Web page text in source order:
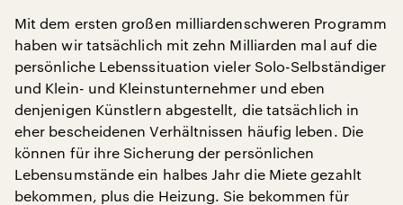
Mit dem ersten großen milliardenschweren Programm
haben wir tatsächlich mit zehn Milliarden mal auf die
persönliche Lebenssituation vieler Solo-Selbständiger
und Klein- und Kleinstunternehmer und eben
denjenigen Künstlern abgestellt, die tatsächlich in
eher bescheidenen Verhältnissen häufig leben. Die
können für ihre Sicherung der persönlichen
Lebensumstände ein halbes Jahr die Miete gezahlt
bekommen, plus die Heizung. Sie bekommen für